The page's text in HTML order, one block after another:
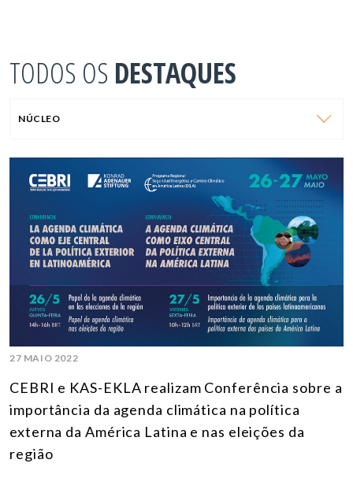
TODOS OS DESTAQUES
NÚCLEO
27 MAIO 2022
CEBRI e KAS-EKLA realizam Conferência sobre a
importância da agenda climática na política
externa da América Latina e nas eleições da
região